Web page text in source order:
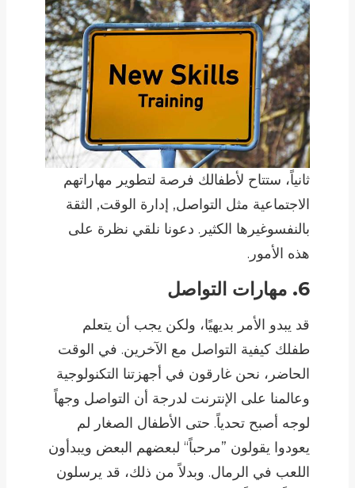
ثانياً، ستتاح لأطفالك فرصة لتطوير مهاراتهم
الاجتماعية مثل التواصل, إدارة الوقت, الثقة
بالنفسوغيرها الكثير. دعونا نلقي نظرة على
هذه الأمور.
6. مهارات التواصل
قد يبدو الأمر بديهيًا، ولكن يجب أن يتعلم
طفلك كيفية التواصل مع الآخرين. في الوقت
الحاضر، نحن غارقون في أجهزتنا التكنولوجية
وعالمنا على الإنترنت لدرجة أن التواصل وجهاً
لوجه أصبح تحدياً. حتى الأطفال الصغار لم
يعودوا يقولون ”مرحباً“ لبعضهم البعض ويبدأون
اللعب في الرمال. وبدلاً من ذلك، قد يرسلون